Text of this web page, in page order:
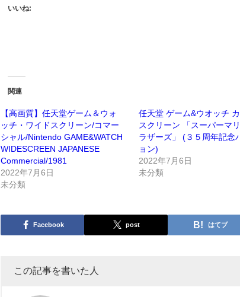
いいね:
関連
【高画質】任天堂ゲーム＆ウォ
ッチ・ワイドスクリーン/コマー
シャル/Nintendo GAME&WATCH
WIDESCREEN JAPANESE
Commercial/1981
2022年7月6日
未分類
任天堂 ゲーム&ウオッチ
スクリーン 「スーパーマ
ラザーズ」 (３５周年記念
ョン)
2022年7月6日
未分類
Facebook post はてブ
この記事を書いた人